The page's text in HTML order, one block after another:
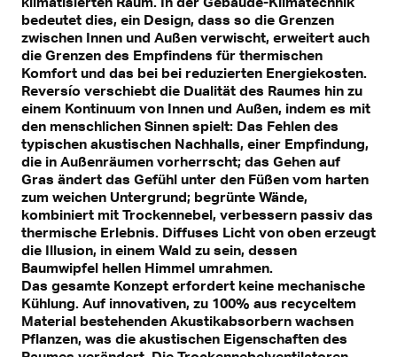
bedeutet dies, ein Design, dass so die Grenzen
zwischen Innen und Außen verwischt, erweitert auch
die Grenzen des Empfindens für thermischen
Komfort und das bei bei reduzierten Energiekosten.
Reversío verschiebt die Dualität des Raumes hin zu
einem Kontinuum von Innen und Außen, indem es mit
den menschlichen Sinnen spielt: Das Fehlen des
typischen akustischen Nachhalls, einer Empfindung,
die in Außenräumen vorherrscht; das Gehen auf
Gras ändert das Gefühl unter den Füßen vom harten
zum weichen Untergrund; begrünte Wände,
kombiniert mit Trockennebel, verbessern passiv das
thermische Erlebnis. Diffuses Licht von oben erzeugt
die Illusion, in einem Wald zu sein, dessen
Baumwipfel hellen Himmel umrahmen.
Das gesamte Konzept erfordert keine mechanische
Kühlung. Auf innovativen, zu 100% aus recyceltem
Material bestehenden Akustikabsorbern wachsen
Pflanzen, was die akustischen Eigenschaften des